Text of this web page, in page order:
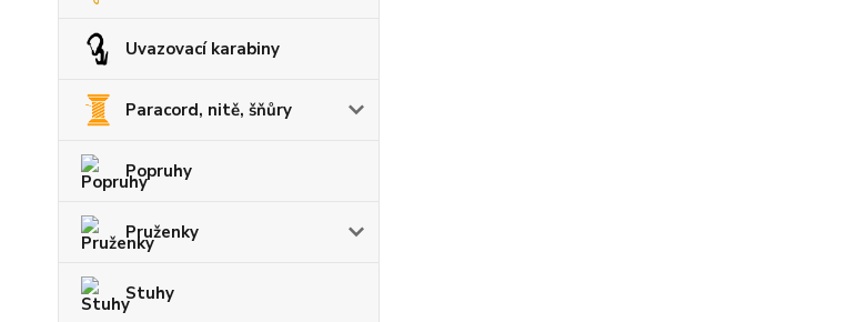
Uvazovací karabiny
Paracord, nitě, šňůry
Popruhy
Pruženky
Stuhy